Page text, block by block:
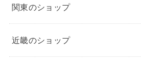
関東のショップ
近畿のショップ